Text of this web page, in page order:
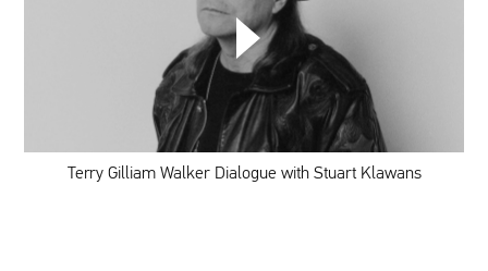
Terry
Gilliam
Walker
Dialogue
with
Stuart
Klawans
Terry Gilliam Walker Dialogue with Stuart Klawans